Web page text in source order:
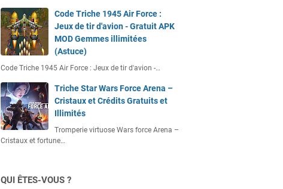
Code Triche 1945 Air Force :
Jeux de tir d'avion - Gratuit APK
MOD Gemmes illimitées
(Astuce)
Code Triche 1945 Air Force : Jeux de tir d'avion -…
Triche Star Wars Force Arena –
Cristaux et Crédits Gratuits et
Illimités
Tromperie virtuose Wars force Arena –
Cristaux et fortune…
QUI ÊTES-VOUS ?